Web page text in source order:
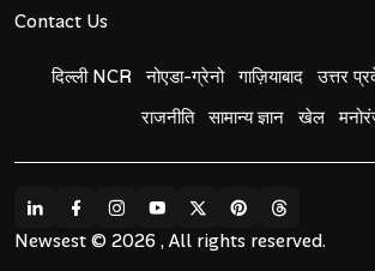
Contact Us
दिल्ली NCR नोएडा-ग्रेनो गाज़ियाबाद उत्तर
राजनीति सामान्य ज्ञान खेल
Newsest © 2026 , All rights reserved.